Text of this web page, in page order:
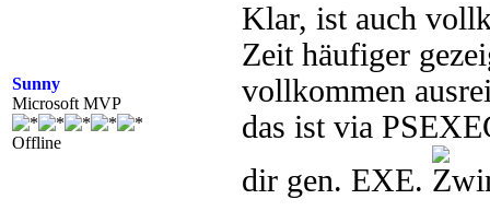
Sunny
Microsoft MVP
Offline
Klar, ist auch
Zeit häufiger
vollkommen
das ist via
dir gen. EXE.